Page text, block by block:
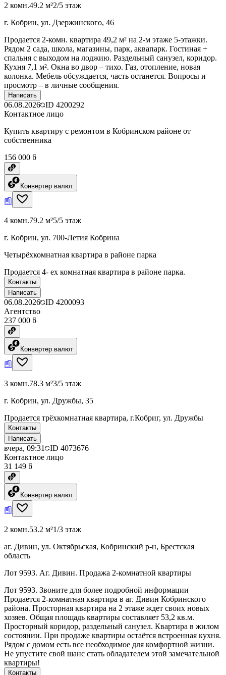
2 комн.49.2 м²2/5 этаж
г. Кобрин, ул. Дзержинского, 46
Продается 2-комн. квартира 49,2 м² на 2-м этаже 5-этажки.
Рядом 2 сада, школа, магазины, парк, аквапарк. Гостиная +
спальня с выходом на лоджию. Раздельный санузел, коридор.
Кухня 7,1 м². Окна во двор – тихо. Газ, отопление, новая
колонка. Мебель обсуждается, часть останется. Вопросы и
просмотр – в личные сообщения.
Написать
06.08.2026 ID 4200292
Контактное лицо
Купить квартиру с ремонтом в Кобринском районе от
собственника
156 000 ƃ
Конвертер валют
4 комн.79.2 м²5/5 этаж
г. Кобрин, ул. 700-Летия Кобрина
Четырёхкомнатная квартира в районе парка
Продается 4- ех комнатная квартира в районе парка.
Контакты
Написать
06.08.2026 ID 4200093
Агентство
237 000 ƃ
Конвертер валют
3 комн.78.3 м²3/5 этаж
г. Кобрин, ул. Дружбы, 35
Продается трёхкомнатная квартира, г.Кобриг, ул. Дружбы
Контакты
Написать
вчера, 09:31 ID 4073676
Контактное лицо
31 149 ƃ
Конвертер валют
2 комн.53.2 м²1/3 этаж
аг. Дивин, ул. Октябрьская, Кобринский р-н, Брестская
область
Лот 9593. Аг. Дивин. Продажа 2-комнатной квартиры
Лот 9593. Звоните для более подробной информации
Продается 2-комнатная квартира в аг. Дивин Кобринского
района. Просторная квартира на 2 этаже ждет своих новых
хозяев. Общая площадь квартиры составляет 53,2 кв.м.
Просторный коридор, раздельный санузел. Квартира в жилом
состоянии. При продаже квартиры остаётся встроенная кухня.
Рядом с домом есть все необходимое для комфортной жизни.
Не упустите свой шанс стать обладателем этой замечательной
квартиры!
Контакты